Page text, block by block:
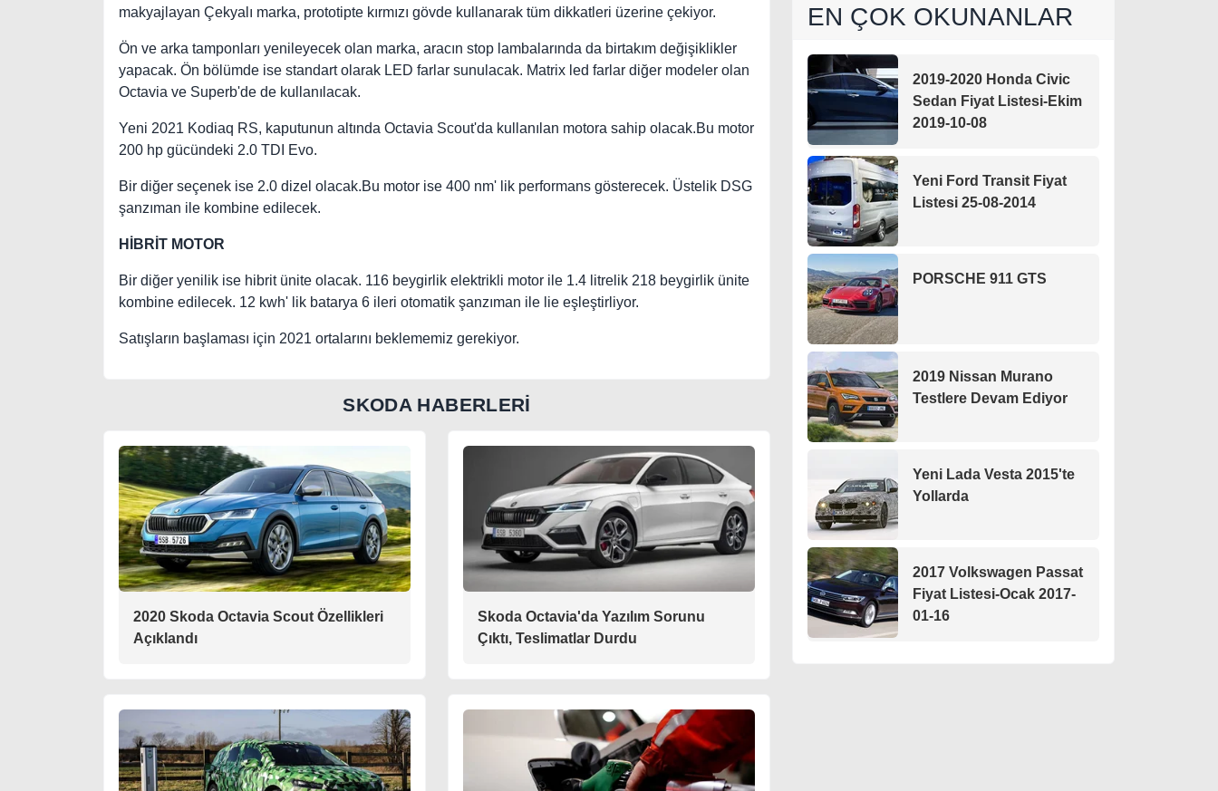
makyajlayan Çekyalı marka, prototipte kırmızı gövde kullanarak tüm dikkatleri üzerine çekiyor.
Ön ve arka tamponları yenileyecek olan marka, aracın stop lambalarında da birtakım değişiklikler
yapacak. Ön bölümde ise standart olarak LED farlar sunulacak. Matrix led farlar diğer modeler olan
Octavia ve Superb'de de kullanılacak.
Yeni 2021 Kodiaq RS, kaputunun altında Octavia Scout'da kullanılan motora sahip olacak.Bu motor
200 hp gücündeki 2.0 TDI Evo.
Bir diğer seçenek ise 2.0 dizel olacak.Bu motor ise 400 nm' lik performans gösterecek. Üstelik DSG
şanzıman ile kombine edilecek.
HİBRİT MOTOR
Bir diğer yenilik ise hibrit ünite olacak. 116 beygirlik elektrikli motor ile 1.4 litrelik 218 beygirlik ünite
kombine edilecek. 12 kwh' lik batarya 6 ileri otomatik şanzıman ile lie eşleştirliyor.
Satışların başlaması için 2021 ortalarını beklememiz gerekiyor.
SKODA HABERLERİ
2020 Skoda Octavia Scout Özellikleri
Açıklandı
Skoda Octavia'da Yazılım Sorunu
Çıktı, Teslimatlar Durdu
EN ÇOK OKUNANLAR
2019-2020 Honda Civic
Sedan Fiyat Listesi-Ekim
2019-10-08
Yeni Ford Transit Fiyat
Listesi 25-08-2014
PORSCHE 911 GTS
2019 Nissan Murano
Testlere Devam Ediyor
Yeni Lada Vesta 2015'te
Yollarda
2017 Volkswagen Passat
Fiyat Listesi-Ocak 2017-
01-16